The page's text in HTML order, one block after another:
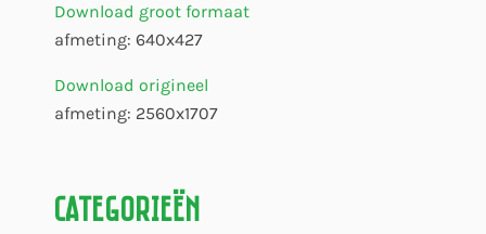
Download groot formaat
afmeting: 640x427
Download origineel
afmeting: 2560x1707
Categorieën